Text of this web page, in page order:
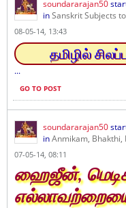
soundararajan50
inSanskrit Subjects
08-05-14, 13:43
தமிழில்
...
GO TO POST
soundararajan50
inAnmikam, Bhakthi,
07-05-14, 08:11
ஹைஜீன்,